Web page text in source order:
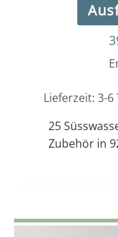
Lieferzeit: 3-
25
Zubehör in